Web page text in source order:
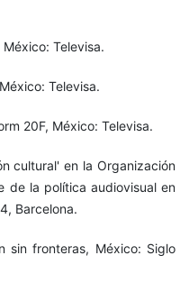
Televisa.
Televisa.
20F, México: Televisa.
cultural' en la Organización
de la política audiovisual en
Barcelona.
sin fronteras, México: Siglo